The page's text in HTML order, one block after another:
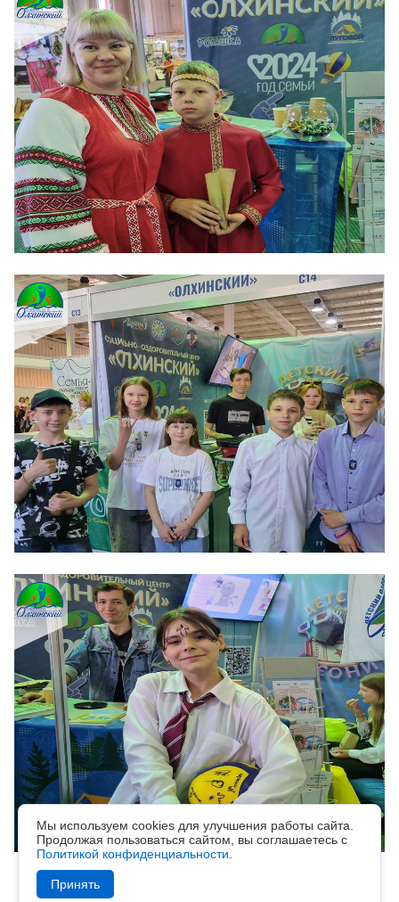
Мы используем cookies для улучшения работы сайта.
Продолжая пользоваться сайтом, вы соглашаетесь с
Политикой конфиденциальности
Принять